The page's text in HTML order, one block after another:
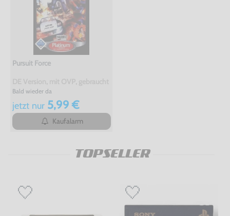
Pursuit Force
Bald wieder da
jetzt nur5,99 €
Kaufalarm
TOPSELLER